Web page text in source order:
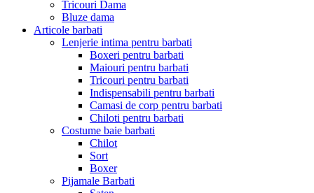
Tricouri Dama
Bluze dama
Articole barbati
Lenjerie intima pentru barbati
Boxeri pentru barbati
Maiouri pentru barbati
Tricouri pentru barbati
Indispensabili pentru barbati
Camasi de corp pentru barbati
Chiloti pentru barbati
Costume baie barbati
Chilot
Sort
Boxer
Pijamale Barbati